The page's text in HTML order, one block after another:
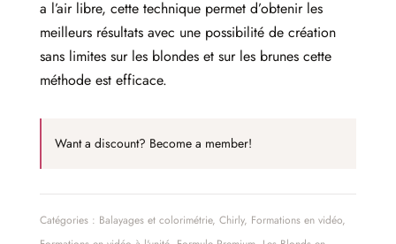
a l’air libre, cette technique permet d’obtenir les
meilleurs résultats avec une possibilité de création
sans limites sur les blondes et sur les brunes cette
méthode est efficace.
Want a discount? Become a member!
Catégories : Balayages et colorimétrie, Chirly, Formations en vidéo,